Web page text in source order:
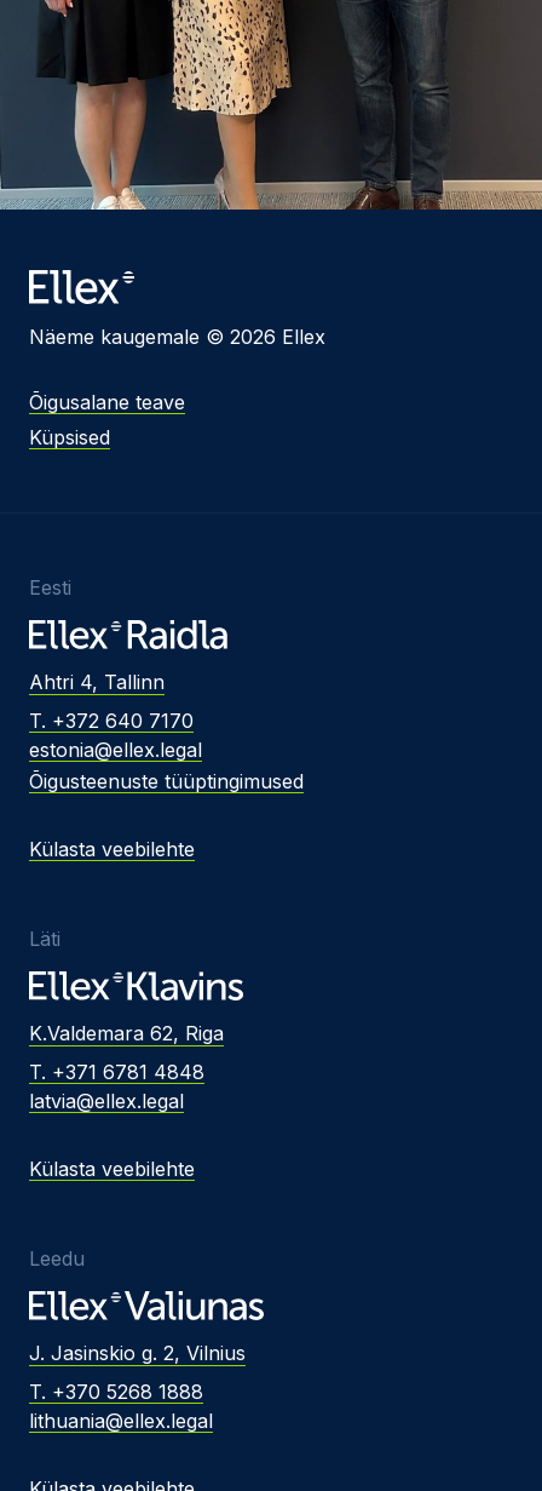
Näeme kaugemale © 2026 Ellex
Õigusalane teave
Küpsised
Eesti
Ahtri 4, Tallinn
T. +372 640 7170
estonia@ellex.legal
Õigusteenuste tüüptingimused
Külasta veebilehte
Läti
K.Valdemara 62, Riga
T. +371 6781 4848
latvia@ellex.legal
Külasta veebilehte
Leedu
J. Jasinskio g. 2, Vilnius
T. +370 5268 1888
lithuania@ellex.legal